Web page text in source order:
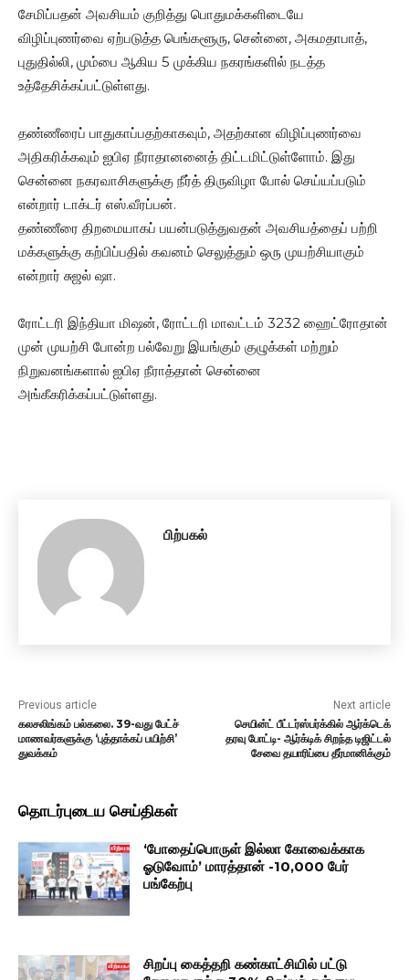
சேமிப்பதன் அவசியம் குறித்து பொதுமக்களிடையே
விழிப்புணர்வை ஏற்படுத்த பெங்களூரு, சென்னை, அகமதாபாத்,
புதுதில்லி, மும்பை ஆகிய 5 முக்கிய நகரங்களில் நடத்த
உத்தேசிக்கப்பட்டுள்ளது.
தண்ணீரைப் பாதுகாப்பதற்காகவும், அதற்கான விழிப்புணர்வை
அதிகரிக்கவும் ஐபிஏ நீராதானனைத் திட்டமிட்டுள்ளோம். இது
சென்னை நகரவாசிகளுக்கு நீர்த் திருவிழா போல் செய்யப்படும்
என்றார் டாக்டர் எஸ்.வீரப்பன்.
தண்ணீரை திறமையாகப் பயன்படுத்துவதன் அவசியத்தைப் பற்றி
மக்களுக்கு கற்பிப்பதில் கவனம் செலுத்தும் ஒரு முயற்சியாகும்
என்றார் சுஜல் ஷா.
ரோட்டரி இந்தியா மிஷன், ரோட்டரி மாவட்டம் 3232 ஹைட்ரோதான்
முன் முயற்சி போன்ற பல்வேறு இயங்கும் குழுக்கள் மற்றும்
நிறுவனங்களால் ஐபிஏ நீராத்தான் சென்னை
அங்கீகரிக்கப்பட்டுள்ளது.
பிற்பகல்
Previous article
கலசலிங்கம் பல்கலை. 39-வது பேட்ச்
மாணவர்களுக்கு ‘புத்தாக்கப் பயிற்சி’
துவக்கம்
Next article
செயின்ட் பீட்டர்ஸ்பர்க்கில் ஆர்க்டெக்
தரவு போட்டி- ஆர்க்டிக் சிறந்த டிஜிட்டல்
சேவை தயாரிப்பை தீர்மானிக்கும்
தொடர்புடைய செய்திகள்
‘போதைப்பொருள் இல்லா கோவைக்காக
ஓடுவோம்’ மாரத்தான் -10,000 பேர்
பங்கேற்பு
சிறப்பு கைத்தறி கண்காட்சியில் பட்டு